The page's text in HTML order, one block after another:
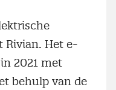
Rivian. Het e-
2021 met
behulp van de